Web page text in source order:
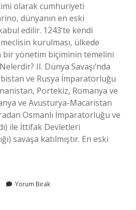
olarak cumhuriyeti
dünyanın en eski
edilir. 1243’te kendi
kurulması, ülkede
yönetim biçiminin temelini
II. Dünya Savaşı’nda
ve Rusya İmparatorluğu
Portekiz, Romanya ve
ve Avusturya-Macaristan
Osmanlı İmparatorluğu ve
ile İttifak Devletleri
savaşa katılmıştır. En eski
Yorum Bırak